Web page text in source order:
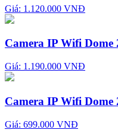
Giá: 1.120.000 VNĐ
Camera IP Wifi
Giá: 1.190.000 VNĐ
Camera IP Wifi
Giá: 699.000 VNĐ